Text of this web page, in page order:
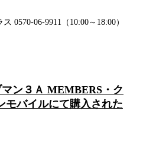
0570-06-9911（10:00～18:00）
ン３Ａ MEMBERS・ク
モバイルにて購入された